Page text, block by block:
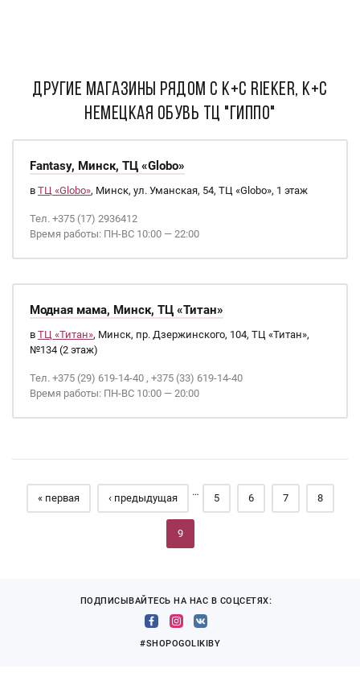
ДРУГИЕ МАГАЗИНЫ РЯДОМ С К+С Rieker, К+С
Немецкая Обувь ТЦ "Гиппо"
Fantasy, Минск, ТЦ «Globo»
в ТЦ «Globo», Минск, ул. Уманская, 54, ТЦ «Globo», 1 этаж
Тел. +375 (17) 2936412
Время работы: ПН-ВС 10:00 — 22:00
Модная мама, Минск, ТЦ «Титан»
в ТЦ «Титан», Минск, пр. Дзержинского, 104, ТЦ «Титан»,
№134 (2 этаж)
Тел. +375 (29) 619-14-40 , +375 (33) 619-14-40
Время работы: ПН-ВС 10:00 — 20:00
Страницы
« первая ‹ предыдущая
…
5 6 7 8
9
ПОДПИСЫВАЙТЕСЬ НА НАС В СОЦСЕТЯХ:
#SHOPOGOLIKIBY